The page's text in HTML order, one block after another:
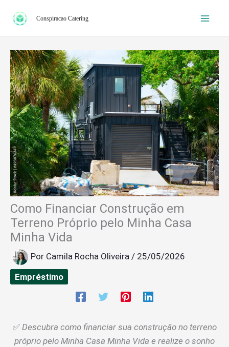
para
conteúdo
Conspiracao Catering
Como Financiar Construção em
Terreno Próprio pelo Minha Casa
Minha Vida
Por Camila Rocha Oliveira / 25/05/2026
Empréstimo
✅ Descubra como financiar sua construção no terreno
próprio pelo Minha Casa Minha Vida e realize o sonho